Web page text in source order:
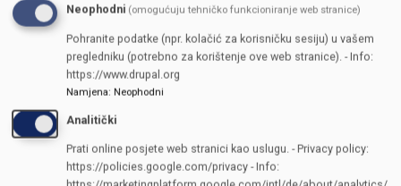
Otvoren javni poziv za podršku novoosnovanim poslovnim
subjektima u KS
21.05.2026
Obavještenje o ispravci dijela Javnog poziva
14.05.2026
Objavljen prvi javni poziv za poticaj razvoju male privrede u 2026.
godini: 1,8 miliona KM za nova ulaganja i tehnološku modernizaciju
Neophodni (omogućuju tehničko funkcioniranje web stranice)
Pohranite podatke (npr. kolačić za korisničku sesiju) u vašem
pregledniku (potrebno za korištenje ove web stranice). - Info:
https://www.drupal.org
Namjena: Neophodni
Analitički
Prati online posjete web stranici kao uslugu. - Privacy policy:
https://policies.google.com/privacy - Info: